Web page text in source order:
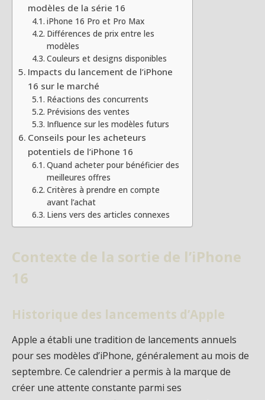
modèles de la série 16
iPhone 16 Pro et Pro Max
Différences de prix entre les
modèles
Couleurs et designs disponibles
Impacts du lancement de l’iPhone
16 sur le marché
Réactions des concurrents
Prévisions des ventes
Influence sur les modèles futurs
Conseils pour les acheteurs
potentiels de l’iPhone 16
Quand acheter pour bénéficier des
meilleures offres
Critères à prendre en compte
avant l’achat
Liens vers des articles connexes
Contexte de la sortie de l’iPhone
16
Historique des lancements d’Apple
Apple a établi une tradition de lancements annuels
pour ses modèles d’iPhone, généralement au mois de
septembre. Ce calendrier a permis à la marque de
créer une attente constante parmi ses